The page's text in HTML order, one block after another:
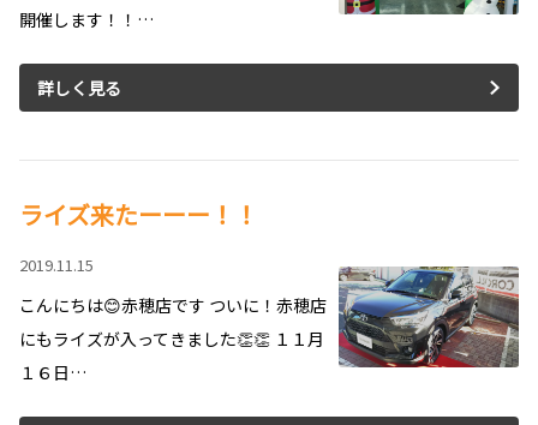
開催します！！…
詳しく見る
ライズ来たーーー！！
2019.11.15
こんにちは😊赤穂店です ついに！赤穂店
にもライズが入ってきました👏👏 １１月
１６日…